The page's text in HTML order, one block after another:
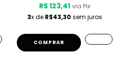
R$ 123,41 via Pix
3x de R$43,30 sem juros
COMPRAR